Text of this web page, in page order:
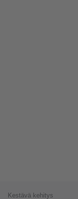
Kestävä kehitys